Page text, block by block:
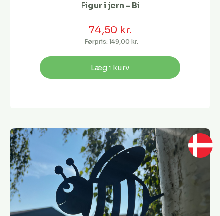
Figur i jern - Bi
74,50 kr.
Førpris: 149,00 kr.
Læg i kurv